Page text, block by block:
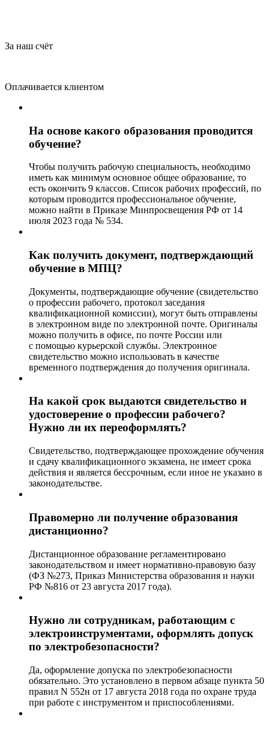
За наш счёт
Оплачивается клиентом
На основе какого образования проводится
обучение?
Чтобы получить рабочую специальность, необходимо
иметь как минимум основное общее образование, то
есть окончить 9 классов. Список рабочих профессий, по
которым проводится профессиональное обучение,
можно найти в Приказе Минпросвещения РФ от 14
июля 2023 года № 534.
Как получить документ, подтверждающий
обучение в МПЦ?
Документы, подтверждающие обучение (свидетельство
о профессии рабочего, протокол заседания
квалификационной комиссии), могут быть отправлены
в электронном виде по электронной почте. Оригиналы
можно получить в офисе, по почте России или
с помощью курьерской службы. Электронное
свидетельство можно использовать в качестве
временного подтверждения до получения оригинала.
На какой срок выдаются свидетельство и
удостоверение о профессии рабочего?
Нужно ли их переоформлять?
Свидетельство, подтверждающее прохождение обучения
и сдачу квалификационного экзамена, не имеет срока
действия и является бессрочным, если иное не указано в
законодательстве.
Правомерно ли получение образования
дистанционно?
Дистанционное образование регламентировано
законодательством и имеет нормативно-правовую базу
(ФЗ №273, Приказ Министерства образования и науки
РФ №816 от 23 августа 2017 года).
Нужно ли сотрудникам, работающим с
электроинструментами, оформлять допуск
по электробезопасности?
Да, оформление допуска по электробезопасности
обязательно. Это установлено в первом абзаце пункта 50
правил N 552н от 17 августа 2018 года по охране труда
при работе с инструментом и приспособлениями.